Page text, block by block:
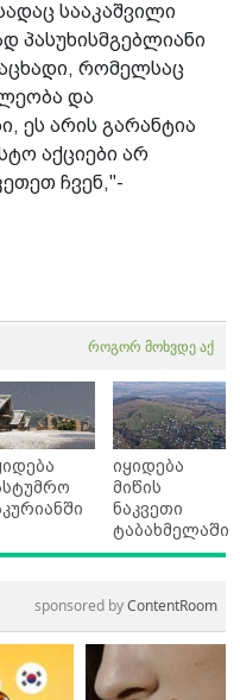
სააკაშვილი
პასუხისმგებლიანი
რომელსაც
და
ეს არის გარანტია
აქციები არ
ჩვენ,"-
როგორ მოხვდე აქ
იყიდება
მიწის
ნაკვეთი
ტაბახმელაში
sponsored byContentRoom